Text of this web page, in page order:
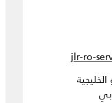
jlr-ro-